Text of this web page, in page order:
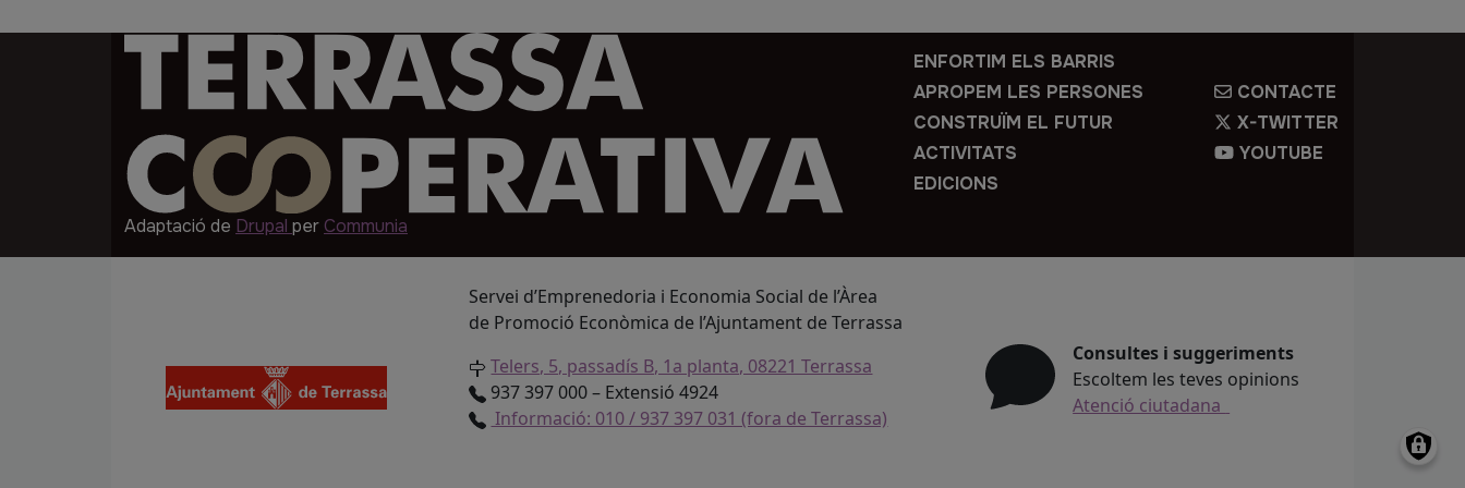
ENFORTIM ELS BARRIS
APROPEM LES PERSONES
CONSTRUÏM EL FUTUR
ACTIVITATS
EDICIONS
CONTACTE
X-TWITTER
YOUTUBE
Adaptació de Drupal per Communia
Servei d’Emprenedoria i Economia Social de l’Àrea
de Promoció Econòmica de l’Ajuntament de Terrassa
Telers, 5, passadís B, 1a planta, 08221 Terrassa
937 397 000 – Extensió 4924
Informació: 010 / 937 397 031 (fora de Terrassa)
Consultes i suggeriments
Escoltem les teves opinions
Atenció ciutadana